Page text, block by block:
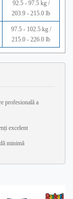
92.5 - 97.5 kg /
203.9 - 215.0 lb
97.5 - 102.5 kg /
215.0 - 226.0 lb
profesională a
excelent
minimă